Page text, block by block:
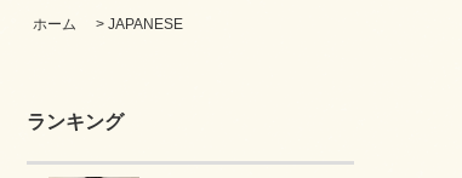
ホーム > JAPANESE
ランキング